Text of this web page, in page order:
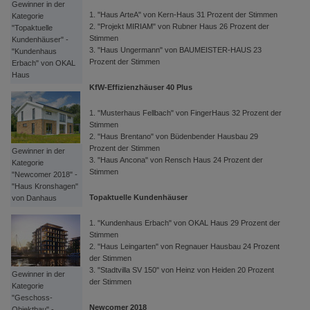
Gewinner in der
Kategorie
"Topaktuelle
Kundenhäuser" -
"Kundenhaus
Erbach" von OKAL
Haus
Gewinner in der
Kategorie
"Newcomer 2018" -
"Haus Kronshagen"
von Danhaus
Gewinner in der
Kategorie
"Geschoss-
1. "Haus ArteA" von Kern-Haus 31 Prozent der Stimmen
2. "Projekt MIRIAM" von Rubner Haus 26 Prozent der
Stimmen
3. "Haus Ungermann" von BAUMEISTER-HAUS 23
Prozent der Stimmen
KfW-Effizienzhäuser 40 Plus
1. "Musterhaus Fellbach" von FingerHaus 32 Prozent der
Stimmen
2. "Haus Brentano" von Büdenbender Hausbau 29
Prozent der Stimmen
3. "Haus Ancona" von Rensch Haus 24 Prozent der
Stimmen
Topaktuelle Kundenhäuser
1. "Kundenhaus Erbach" von OKAL Haus 29 Prozent der
Stimmen
2. "Haus Leingarten" von Regnauer Hausbau 24 Prozent
der Stimmen
3. "Stadtvilla SV 150" von Heinz von Heiden 20 Prozent
der Stimmen
Newcomer 2018